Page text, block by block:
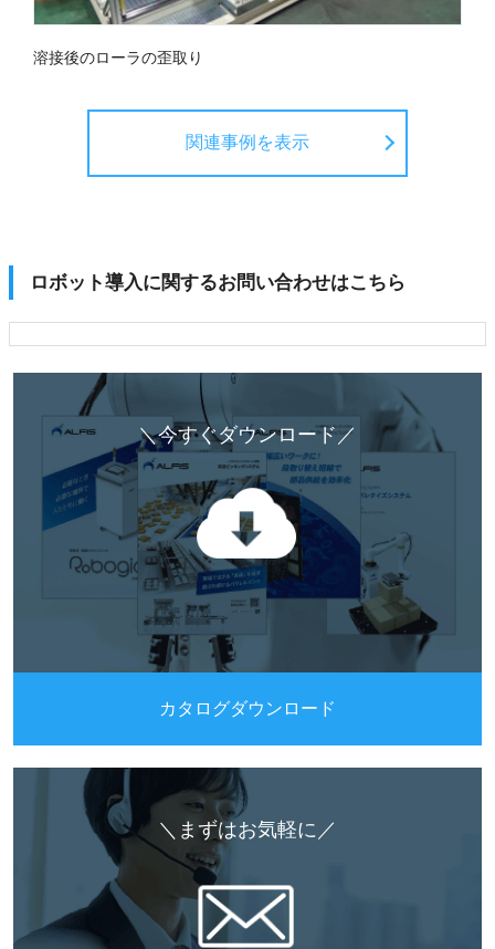
溶接後のローラの歪取り
関連事例を表示
ロボット導入に関するお問い合わせはこちら
＼今すぐダウンロード／
カタログダウンロード
＼まずはお気軽に／